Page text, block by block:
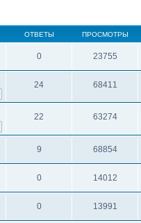
ОТВЕТЫ ПРОСМОТРЫ
0 23755
24 68411
22 63274
9 68854
0 14012
0 13991